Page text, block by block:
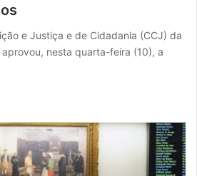
e Justiça e de Cidadania (CCJ) da
nesta quarta-feira (10), a